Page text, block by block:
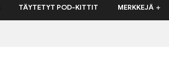
TÄYTETYT POD-KITTIT MERKKEJÄ